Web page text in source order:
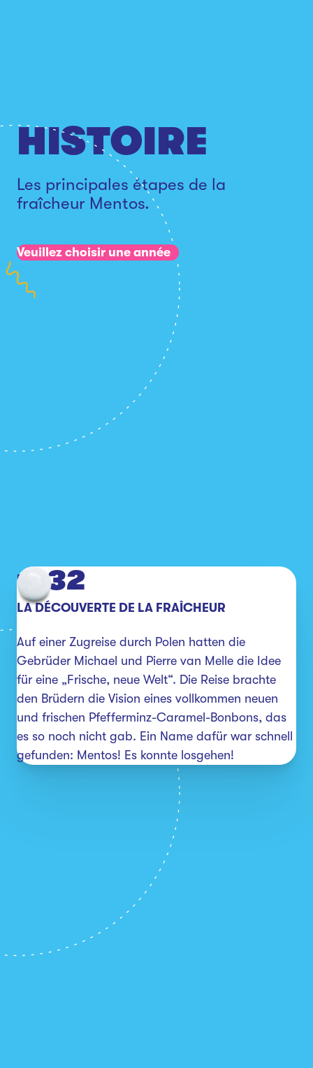
HISTOIRE
Les principales étapes de la
fraîcheur Mentos.
Veuillez choisir une année
1932
LA DÉCOUVERTE DE LA FRAÎCHEUR
Auf einer Zugreise durch Polen hatten die
Gebrüder Michael und Pierre van Melle die Idee
für eine „Frische, neue Welt“. Die Reise brachte
den Brüdern die Vision eines vollkommen neuen
und frischen Pfefferminz-Caramel-Bonbons, das
es so noch nicht gab. Ein Name dafür war schnell